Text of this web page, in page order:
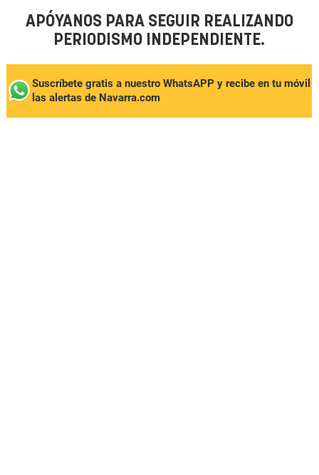
APÓYANOS PARA SEGUIR REALIZANDO
PERIODISMO INDEPENDIENTE.
Suscríbete gratis a nuestro WhatsAPP y recibe en tu móvil
las alertas de Navarra.com